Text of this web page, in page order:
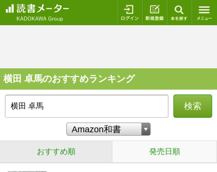
ログイン 新規登録
横田 卓馬のおすすめランキング
検索
おすすめ順 発売日順